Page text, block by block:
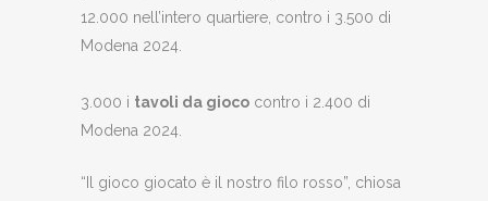
12.000 nell’intero quartiere, contro i 3.500 di
Modena 2024.
3.000 i tavoli da gioco contro i 2.400 di
Modena 2024.
“Il gioco giocato è il nostro filo rosso”, chiosa